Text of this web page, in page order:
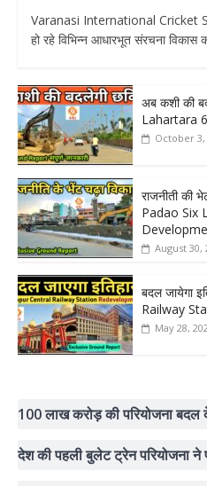
Varanasi International Cricket
हो रहे विभिन्न आधारभूत संरचना विकास
अब कशी की
Lahartara
October 3,
राजनीती की
Padao Six
August 30,
बदल जायेगा
Railway
May 28,
100 लाख करोड़ की परियोजना बदल
देश की पहली बुलेट ट्रेन परियोजना ने